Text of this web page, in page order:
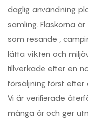
daglig användning
samling. Flaskorna
som resande
,
lätta vikten och
tillverkade efter en
försäljning först efter
Vi är verifierade
många år och ger